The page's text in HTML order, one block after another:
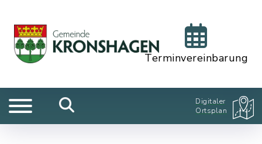
Terminvereinbarung
Digitaler
Ortsplan